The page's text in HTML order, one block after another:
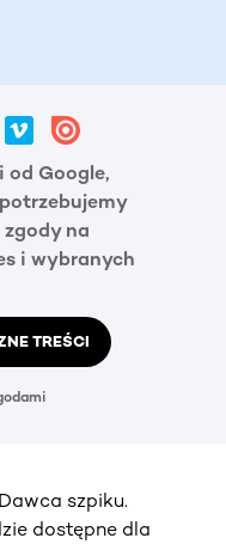
Google,
na
i wybranych
TREŚCI
szpiku.
dostępne dla